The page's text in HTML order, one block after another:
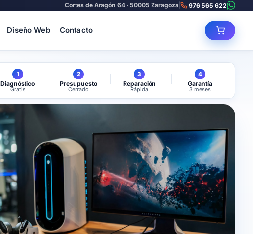
Cortes de Aragón 64 · 50005 Zaragoza 976 565 622
Diseño Web Contacto
1
Diagnóstico
Gratis
2
Presupuesto
Cerrado
3
Reparación
Rápida
4
Garantía
3 meses